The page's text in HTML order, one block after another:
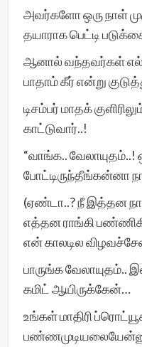
அவர்களோ ஒரு நாள்
தயாராக பெட்டி
ஆனால் வந்தவர்கள்
பாதாம் கீர் என்று
டிசம்பர் மாதக்
காட்டுவார்..!
“வாங்க..
போட்டிருந்தீங்கன்னா
(ஏண்டா..? நீ இத்தன
எத்தன ராங்கி
என் காலடில
பாருங்க வேலாயுதம்..
கமிட் ஆயிருக்கேன்…
உங்கள் மாதிரி
பண்ணமுடியலையேன்னு